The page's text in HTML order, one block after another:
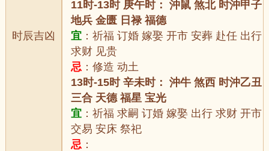
时辰吉凶
11时-13时 庚午时： 沖鼠 煞北 时沖甲子
地兵 金匮 日禄 福德
宜 ：祈福 订婚 嫁娶 开市 安葬 赴任 出行
求财 见贵
忌 ：修造 动土
13时-15时 辛未时： 沖牛 煞西 时沖乙丑
三合 天德 福星 宝光
宜 ：祈福 求嗣 订婚 嫁娶 出行 求财 开市
交易 安床 祭祀
忌 ：